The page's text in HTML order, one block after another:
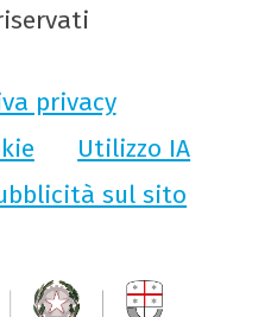
privacy
Utilizzo IA
sul sito